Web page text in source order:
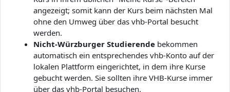
angezeigt; somit kann der Kurs beim nächsten Mal
ohne den Umweg über das vhb-Portal besucht
werden.
Nicht-Würzburger Studierende bekommen
automatisch ein entsprechendes vhb-Konto auf der
lokalen Plattform eingerichtet, in dem ihre Kurse
gebucht werden. Sie sollten ihre VHB-Kurse immer
über das vhb-Portal besuchen.